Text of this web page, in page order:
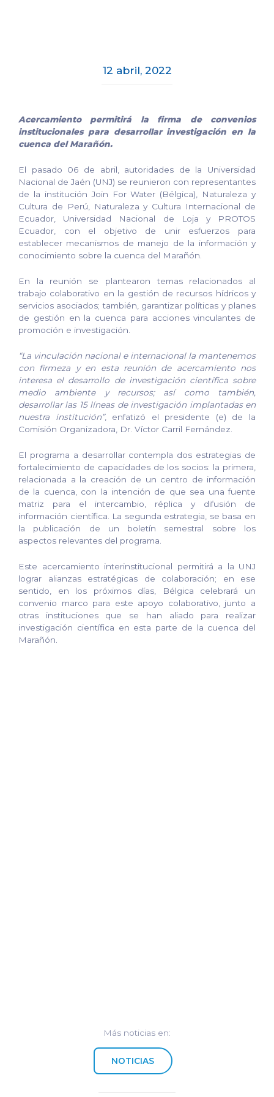
12 abril, 2022
Acercamiento permitirá la firma de convenios
institucionales para desarrollar investigación en la
cuenca del Marañón.
El pasado 06 de abril, autoridades de la Universidad
Nacional de Jaén (UNJ) se reunieron con representantes
de la institución Join For Water (Bélgica), Naturaleza y
Cultura de Perú, Naturaleza y Cultura Internacional de
Ecuador, Universidad Nacional de Loja y PROTOS
Ecuador, con el objetivo de unir esfuerzos para
establecer mecanismos de manejo de la información y
conocimiento sobre la cuenca del Marañón.
En la reunión se plantearon temas relacionados al
trabajo colaborativo en la gestión de recursos hídricos y
servicios asociados; también, garantizar políticas y planes
de gestión en la cuenca para acciones vinculantes de
promoción e investigación.
“La vinculación nacional e internacional la mantenemos
con firmeza y en esta reunión de acercamiento nos
interesa el desarrollo de investigación científica sobre
medio ambiente y recursos; así como también,
desarrollar las 15 líneas de investigación implantadas en
nuestra institución”, enfatizó el presidente (e) de la
Comisión Organizadora, Dr. Víctor Carril Fernández.
El programa a desarrollar contempla dos estrategias de
fortalecimiento de capacidades de los socios: la primera,
relacionada a la creación de un centro de información
de la cuenca, con la intención de que sea una fuente
matriz para el intercambio, réplica y difusión de
información científica. La segunda estrategia, se basa en
la publicación de un boletín semestral sobre los
aspectos relevantes del programa.
Este acercamiento interinstitucional permitirá a la UNJ
lograr alianzas estratégicas de colaboración; en ese
sentido, en los próximos días, Bélgica celebrará un
convenio marco para este apoyo colaborativo, junto a
otras instituciones que se han aliado para realizar
investigación científica en esta parte de la cuenca del
Marañón.
Más noticias en:
NOTICIAS